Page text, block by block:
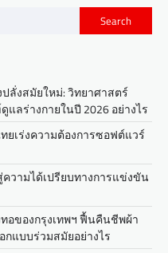
Search
งสมัยใหม่: วิทยาศาสตร์
ลร่างกายในปี 2026 อย่างไร
ยเร่งความต้องการซอฟต์แวร์
วามได้เปรียบทางการแข่งขัน
อของกรุงเทพฯ ฟื้นคืนชีพผ้า
แบบร่วมสมัยอย่างไร